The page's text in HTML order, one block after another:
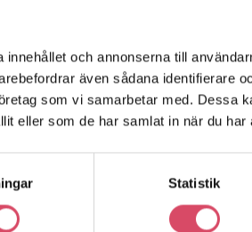
och annonserna till
även sådana identifierare
som vi samarbetar med. Dessa
eller som de har samlat in när du har
Statistik